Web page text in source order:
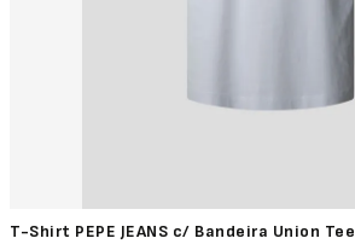
T-Shirt PEPE JEANS c/ Bandeira Union Tee